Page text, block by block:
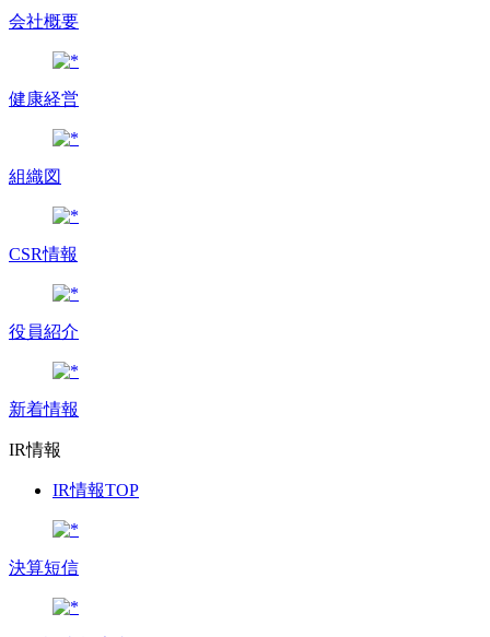
会社概要
健康経営
組織図
CSR情報
役員紹介
新着情報
IR情報
IR情報TOP
決算短信